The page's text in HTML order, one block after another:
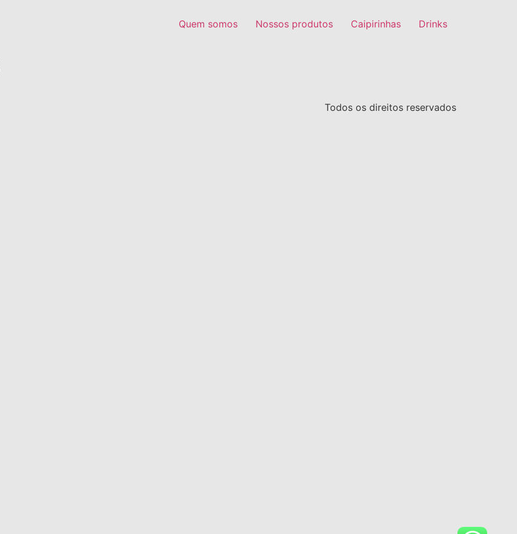
Quem somos Nossos produtos Caipirinhas Drinks
Todos os direitos reservados